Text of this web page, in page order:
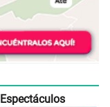
Espectáculos